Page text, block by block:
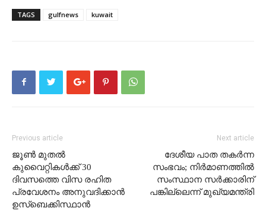
TAGS gulfnews kuwait
Previous article
ജൂൺ മുതൽ
കുവൈറ്റികൾക്ക് 30
ദിവസത്തെ വിസ രഹിത
പ്രവേശനം അനുവദിക്കാൻ
ഉസ്ബെക്കിസ്ഥാൻ
Next article
ദേശീയ പാത തകർന്ന
സംഭവം; നിര്‍മാണത്തിൽ
സംസ്ഥാന സര്‍ക്കാരിന്
പങ്കില്ലെന്ന് മുഖ്യമന്ത്രി